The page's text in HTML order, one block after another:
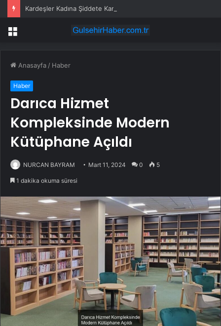
Kardeşler Kadına Şiddete Karşı Çıktı, Bıçaklandı
Menü
Anasayfa / Haber
Haber
Darıca Hizmet
Kompleksinde Modern
Kütüphane Açıldı
NURCAN BAYRAM Mart 11, 2024 0 5
1 dakika okuma süresi